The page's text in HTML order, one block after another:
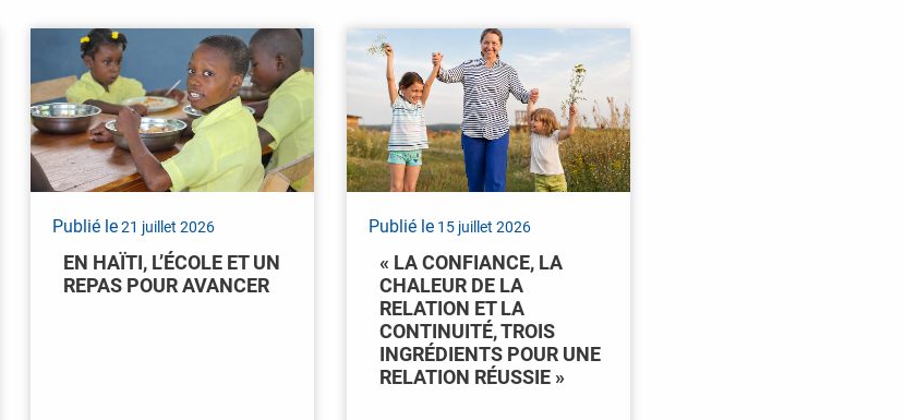
Publié le21 juillet 2026
EN HAÏTI, L’ÉCOLE ET UN
REPAS POUR AVANCER
Publié le15 juillet 2026
« LA CONFIANCE, LA
CHALEUR DE LA
RELATION ET LA
CONTINUITÉ, TROIS
INGRÉDIENTS POUR UNE
RELATION RÉUSSIE »